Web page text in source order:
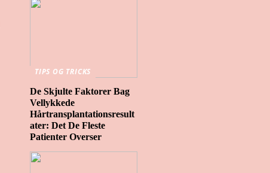
TIPS OG TRICKS
De Skjulte Faktorer Bag
Vellykkede
Hårtransplantationsresult
ater: Det De Fleste
Patienter Overser